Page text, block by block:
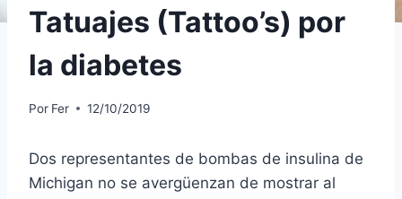
Tatuajes (Tattoo’s) por
la diabetes
Por Fer 12/10/2019
Dos representantes de bombas de insulina de
Michigan no se avergüenzan de mostrar al